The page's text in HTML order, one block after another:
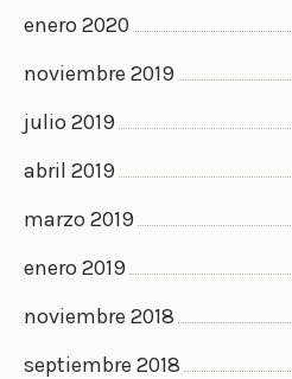
enero 2020
noviembre 2019
julio 2019
abril 2019
marzo 2019
enero 2019
noviembre 2018
septiembre 2018